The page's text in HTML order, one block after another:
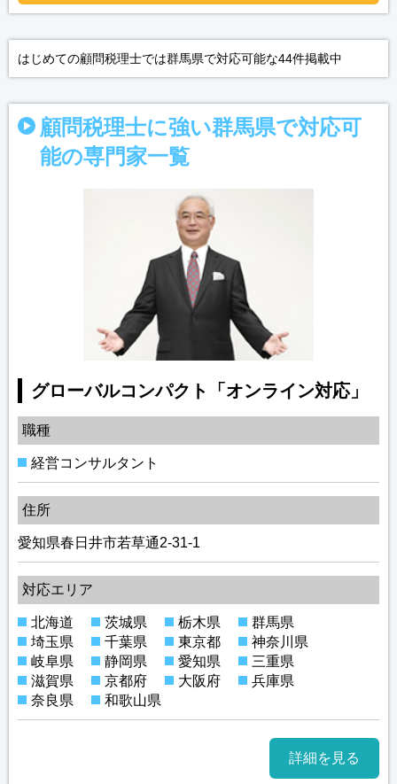
はじめての顧問税理士では群馬県で対応可能な44件掲載中
顧問税理士に強い群馬県で対応可
能の専門家一覧
グローバルコンパクト「オンライン対応」
職種
経営コンサルタント
住所
愛知県春日井市若草通2-31-1
対応エリア
北海道 茨城県 栃木県
群馬県
埼玉県
千葉県 東京都
神奈川県
岐阜県
静岡県 愛知県
三重県
滋賀県
京都府 大阪府
兵庫県
奈良県
和歌山県
詳細を見る